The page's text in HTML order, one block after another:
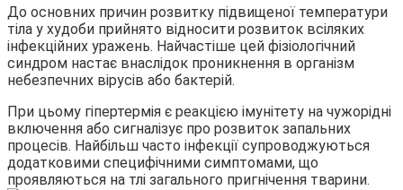
До основних причин розвитку підвищеної температури
тіла у худоби прийнято відносити розвиток всіляких
інфекційних уражень. Найчастіше цей фізіологічний
синдром настає внаслідок проникнення в організм
небезпечних вірусів або бактерій.
При цьому гіпертермія є реакцією імунітету на чужорідні
включення або сигналізує про розвиток запальних
процесів. Найбільш часто інфекції супроводжуються
додатковими специфічними симптомами, що
проявляються на тлі загального пригнічення тварини.